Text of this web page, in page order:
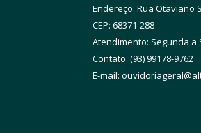
Endereço: Rua Otaviano
CEP: 68371-288
Atendimento: Segunda a
Contato: (93) 99178-9762
E-mail: